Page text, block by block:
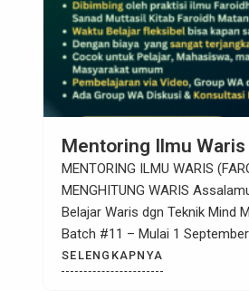
Mentoring Ilmu Waris
MENTORING ILMU WARIS
MENGHITUNG WARIS
Belajar Waris dgn Teknik Mind
Batch #11 – Mulai 1
Hanya 97 ribu saja (Harga
Batas Diskon ini hanya sampai
SELENGKAPNYA